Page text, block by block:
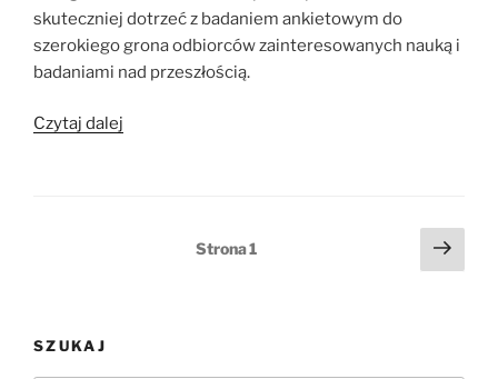
skuteczniej dotrzeć z badaniem ankietowym do
szerokiego grona odbiorców zainteresowanych nauką i
badaniami nad przeszłością.
Czytaj dalej
Strona1
SZUKAJ